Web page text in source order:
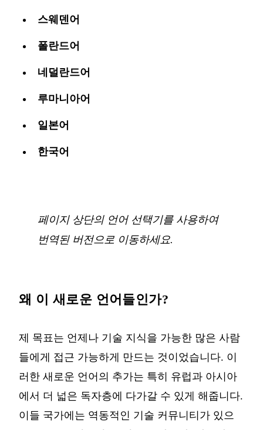
스웨덴어
폴란드어
네덜란드어
루마니아어
일본어
한국어
페이지 상단의 언어 선택기를 사용하여
번역된 버전으로 이동하세요.
왜 이 새로운 언어들인가?
제 목표는 언제나 기술 지식을 가능한 많은 사람
들에게 접근 가능하게 만드는 것이었습니다. 이
러한 새로운 언어의 추가는 특히 유럽과 아시아
에서 더 넓은 독자층에 다가갈 수 있게 해줍니다.
이들 국가에는 역동적인 기술 커뮤니티가 있으